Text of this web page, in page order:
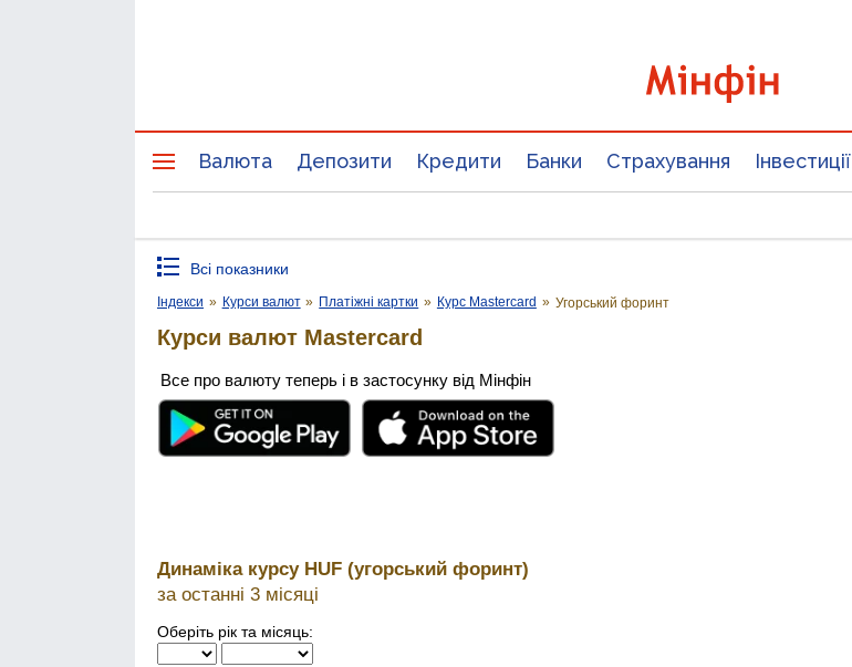
Валюта Депозити Кредити Банки Страхування Інвестиції
Всі показники
Індекси » Курси валют » Платіжні картки » Курс Mastercard » Угорський форинт
Курси валют Mastercard
Все про валюту теперь і в застосунку від Мінфін
Динаміка курсу HUF (угорський форинт)
за останні 3 місяці
Оберіть рік та місяць: